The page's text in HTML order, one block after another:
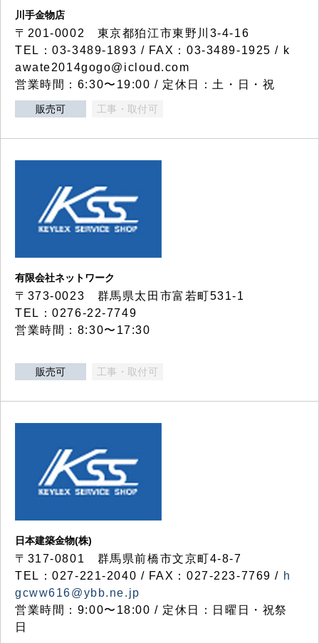
川手金物店
〒201-0002 東京都狛江市東野川3-4-16
TEL：03-3489-1893 / FAX：03-3489-1925 / k
awate2014gogo@icloud.com
営業時間：6:30〜19:00 / 定休日：土・日・祝
販売可 工事・取付可
有限会社ネットワーク
〒373-0023 群馬県太田市富若町531-1
TEL：0276-22-7749
営業時間：8:30〜17:30
販売可 工事・取付可
日本建築金物(株)
〒317‐0801 群馬県前橋市文京町4-8-7
TEL：027-221-2040 / FAX：027-223-7769 / h
gcww616@ybb.ne.jp
営業時間：9:00〜18:00 / 定休日：日曜日・祝祭
日